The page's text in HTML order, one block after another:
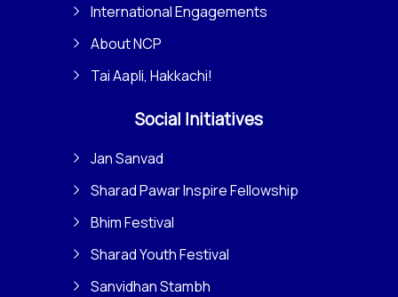
International Engagements
About NCP
Tai Aapli, Hakkachi!
Social Initiatives
Jan Sanvad
Sharad Pawar Inspire Fellowship
Bhim Festival
Sharad Youth Festival
Sanvidhan Stambh